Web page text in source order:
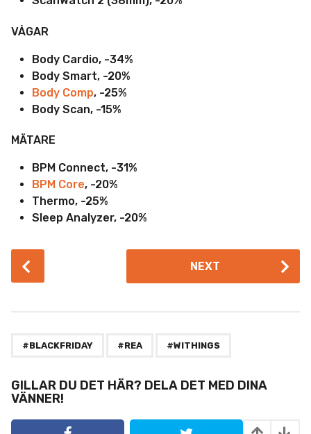
VÅGAR
Body Cardio, -34%
Body Smart, -20%
Body Comp, -25%
Body Scan, -15%
MÄTARE
BPM Connect, -31%
BPM Core, -20%
Thermo, -25%
Sleep Analyzer, -20%
o
i
n
a
NEXT
#BLACKFRIDAY #REA #WITHINGS
GILLAR DU DET HÄR? DELA DET MED DINA
VÄNNER!